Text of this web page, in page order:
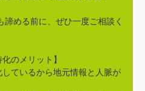
める前に、ぜひ一度ご相談く
のメリット】
しているから地元情報と人脈が